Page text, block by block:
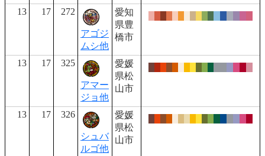
13
17 272
アゴジ
ムシ他
愛知
県豊
橋市
13 17 325
アマー
ジョ他
愛媛
県松
山市
13 17 326
シュバ
ルゴ他
愛媛
県松
山市